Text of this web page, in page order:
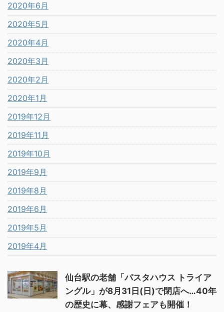
2020年6月
2020年5月
2020年4月
2020年3月
2020年2月
2020年1月
2019年12月
2019年11月
2019年10月
2019年9月
2019年8月
2019年6月
2019年5月
2019年4月
仙台駅の老舗「パスタハウス トライア
ングル」が8月31日(日)で閉店へ…40年
の歴史に幕、感謝フェアも開催！